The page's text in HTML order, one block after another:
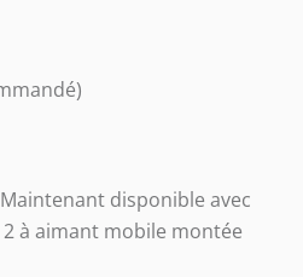
disponible avec
à aimant mobile montée